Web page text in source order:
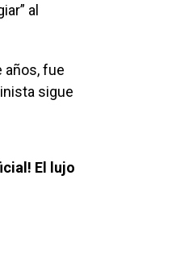
al
años, fue
sigue
El lujo